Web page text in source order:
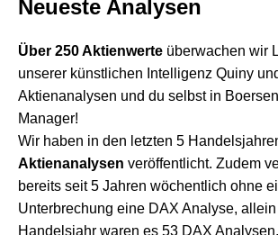
Neueste Analysen
Über 250 Aktienwerte überwachen wir
unserer künstlichen Intelligenz Quiny
Aktienanalysen und du selbst in
Manager!
Wir haben in den letzten 5
Aktienanalysen veröffentlicht. Zudem
bereits seit 5 Jahren wöchentlich ohne
Unterbrechung eine DAX Analyse,
Handelsjahr waren es 53 DAX Analysen.